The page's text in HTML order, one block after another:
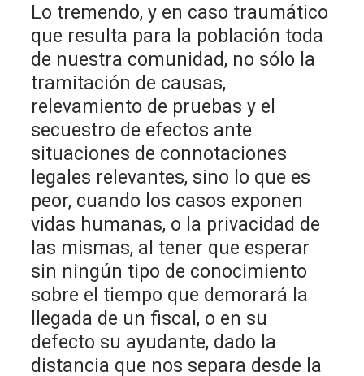
Lo tremendo, y en caso traumático
que resulta para la población toda
de nuestra comunidad, no sólo la
tramitación de causas,
relevamiento de pruebas y el
secuestro de efectos ante
situaciones de connotaciones
legales relevantes, sino lo que es
peor, cuando los casos exponen
vidas humanas, o la privacidad de
las mismas, al tener que esperar
sin ningún tipo de conocimiento
sobre el tiempo que demorará la
llegada de un fiscal, o en su
defecto su ayudante, dado la
distancia que nos separa desde la